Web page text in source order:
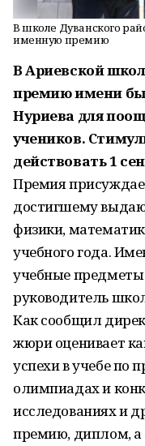
В школе Дуванского
именную премию
В Ариевской
премию имени
Нуриева для
учеников.
действовать 1
Премия
достигшему
физики,
учебного года.
учебные
руководитель
Как сообщил
жюри оценивает
успехи в учебе по
олимпиадах и
исследованиях и
премию, диплом, а